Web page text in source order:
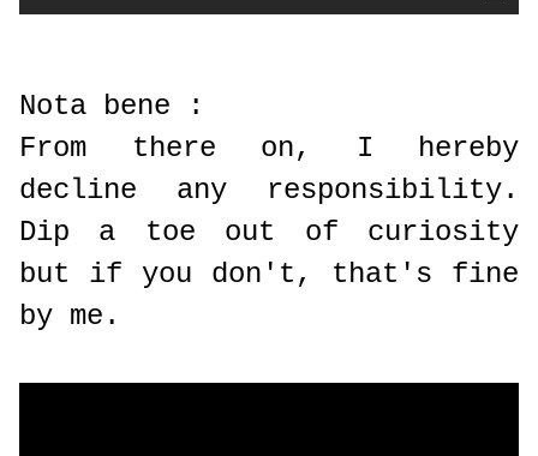
Nota bene :
From there on, I hereby
decline any responsibility.
Dip a toe out of curiosity
but if you don't, that's fine
by me.